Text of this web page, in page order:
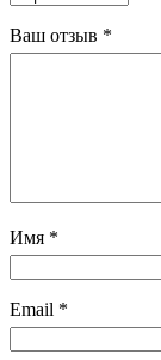
Ваш отзыв *
Имя *
Email *